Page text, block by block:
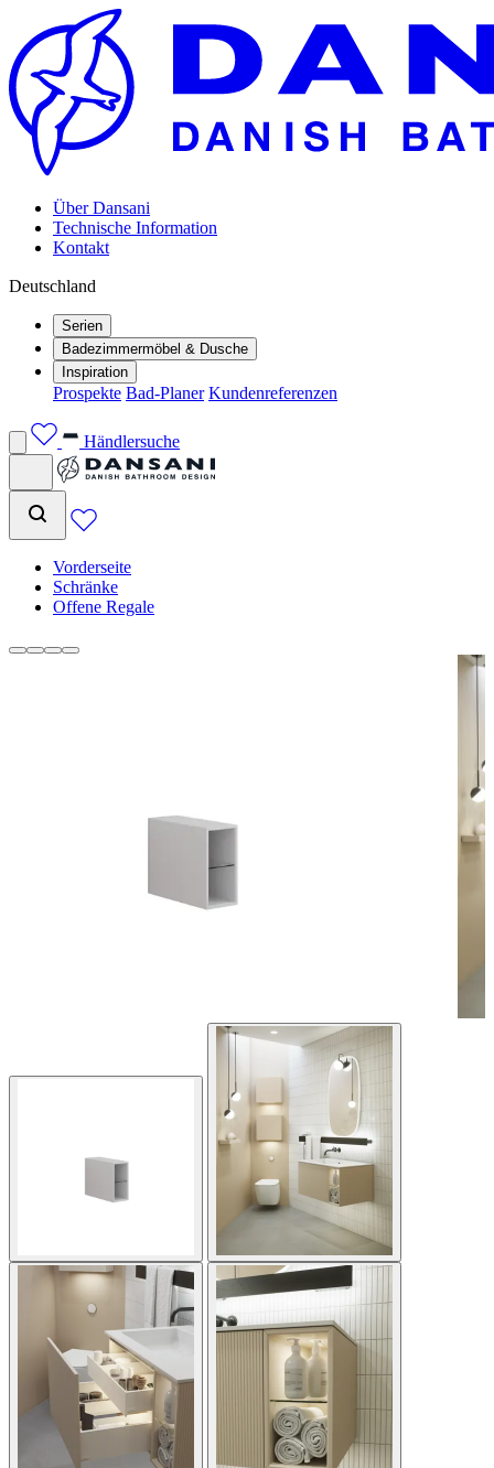
Über Dansani
Technische Information
Kontakt
Deutschland
Serien
Badezimmermöbel & Dusche
Inspiration
Prospekte Bad-Planer Kundenreferenzen
Händlersuche
Vorderseite
Schränke
Offene Regale